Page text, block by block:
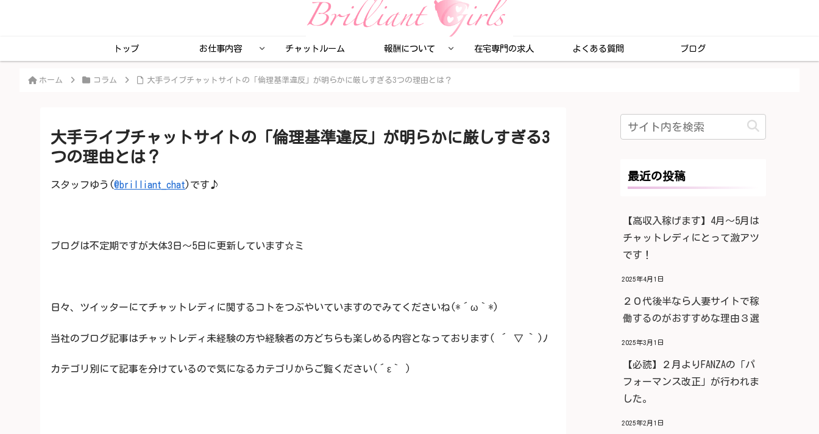
トップ お仕事内容 チャットルーム 報酬について 在宅専門の求人 よくある質問 ブログ
ホーム コラム 大手ライブチャットサイトの「倫理基準違反」が明らかに厳しすぎる3つの理由とは？
大手ライブチャットサイトの「倫理基準違反」が明らかに厳しすぎる3
つの理由とは？
スタッフゆう(@brilliant_chat)です♪
ブログは不定期ですが大体3日～5日に更新しています☆ミ
日々、ツイッターにてチャットレディに関するコトをつぶやいていますのでみてくださいね(*´ω｀*)
当社のブログ記事はチャットレディ未経験の方や経験者の方どちらも楽しめる内容となっております( ´ ▽ ` )ﾉ
カテゴリ別にて記事を分けているので気になるカテゴリからご覧ください(´ε｀ )
最近の投稿
【高収入稼げます】4月〜5月は
チャットレディにとって激アツ
です！
2025年4月1日
２０代後半なら人妻サイトで稼
働するのがおすすめな理由３選
2025年3月1日
【必読】２月よりFANZAの「パ
フォーマンス改正」が行われま
した。
2025年2月1日